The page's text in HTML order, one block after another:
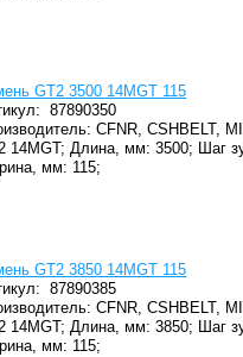
GT2 3500 14MGT 115
87890350
CFNR, CSHBELT,
14MGT; Длина, мм: 3500; Шаг
мм: 115;
GT2 3850 14MGT 115
87890385
CFNR, CSHBELT,
14MGT; Длина, мм: 3850; Шаг
мм: 115;